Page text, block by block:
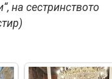
на сестринството